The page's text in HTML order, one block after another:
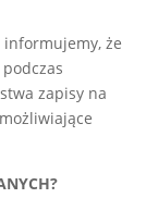
informujemy, że
zapisy na